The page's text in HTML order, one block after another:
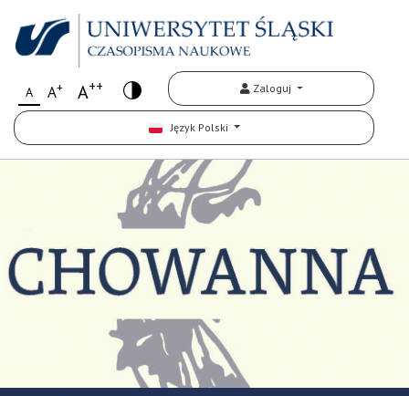
A A+ A++ Zaloguj
Język Polski